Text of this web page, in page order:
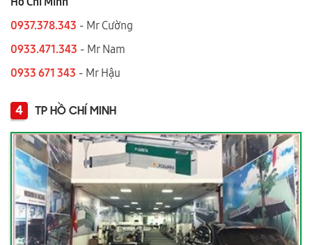
0937.378.343 - Mr Cường
0933.471.343 - Mr Nam
0933 671 343 - Mr Hậu
4 TP HỒ CHÍ MINH